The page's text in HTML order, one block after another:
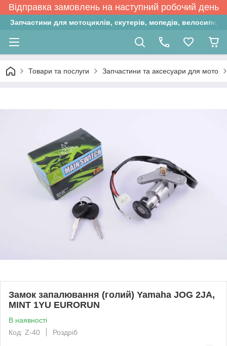
Відправка замовлень на наступний робочий день
Запчастини для мотоциклів, скутерів, мопедів,
Товари та послуги Запчастини та аксесуари для мото
Замок запалювання (голий) Yamaha JOG 2JA,
MINT 1YU EURORUN
В наявності
Код: Z-40
Роздріб